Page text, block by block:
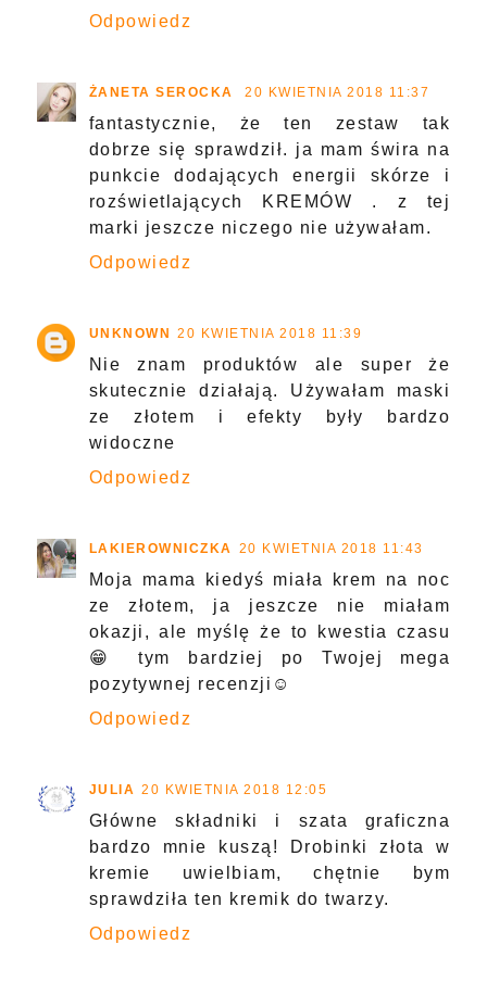
Odpowiedz
ŻANETA SEROCKA 20 KWIETNIA 2018 11:37
fantastycznie, że ten zestaw tak
dobrze się sprawdził. ja mam świra na
punkcie dodających energii skórze i
rozświetlających KREMÓW . z tej
marki jeszcze niczego nie używałam.
Odpowiedz
UNKNOWN 20 KWIETNIA 2018 11:39
Nie znam produktów ale super że
skutecznie działają. Używałam maski
ze złotem i efekty były bardzo
widoczne
Odpowiedz
LAKIEROWNICZKA 20 KWIETNIA 2018 11:43
Moja mama kiedyś miała krem na noc
ze złotem, ja jeszcze nie miałam
okazji, ale myślę że to kwestia czasu
😁 tym bardziej po Twojej mega
pozytywnej recenzji☺
Odpowiedz
JULIA 20 KWIETNIA 2018 12:05
Główne składniki i szata graficzna
bardzo mnie kuszą! Drobinki złota w
kremie uwielbiam, chętnie bym
sprawdziła ten kremik do twarzy.
Odpowiedz